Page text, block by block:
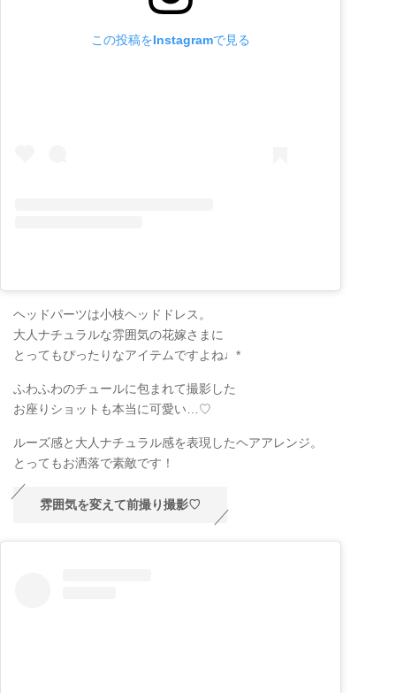
この投稿をInstagramで見る
ヘッドパーツは小枝ヘッドドレス。
大人ナチュラルな雰囲気の花嫁さまに
とってもぴったりなアイテムですよね♩*
ふわふわのチュールに包まれて撮影した
お座りショットも本当に可愛い…♡
ルーズ感と大人ナチュラル感を表現したヘアアレンジ。
とってもお洒落で素敵です！
雰囲気を変えて前撮り撮影♡